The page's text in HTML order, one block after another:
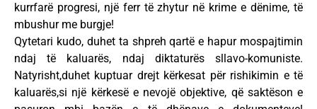
kurrfarë progresi, një ferr të zhytur në krime e dënime, të
mbushur me burgje!
Qytetari kudo, duhet ta shpreh qartë e hapur mospajtimin
ndaj të kaluarës, ndaj diktaturës sllavo-komuniste.
Natyrisht,duhet kuptuar drejt kërkesat për rishikimin e të
kaluarës,si një kërkesë e nevojë objektive, që saktëson e